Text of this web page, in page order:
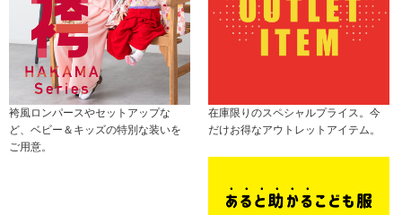
袴風ロンパースやセットアップな
ど、ベビー＆キッズの特別な装いを
ご用意。
在庫限りのスペシャルプライス。今
だけお得なアウトレットアイテム。